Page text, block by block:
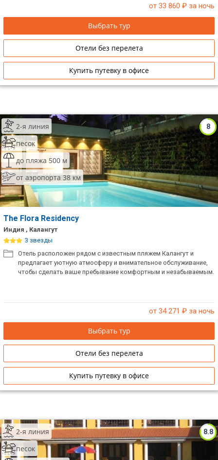
от 33 860 ₽ за ночь
Выбрать тур
Отели без перелета
Купить путевку в офисе
8
2-я линия
песок
до пляжа 500 м
от аэропорта 38 км
The Flora Residency
Индия , Калангут
3 звезды
Отель расположен рядом с известным пляжем Калангут и
предлагает уютную атмосферу и внимательное обслуживание,
чтобы сделать ваше пребывание комфортным и незабываемым.
от 34 271 ₽ за ночь
Выбрать тур
Отели без перелета
Купить путевку в офисе
8.8
2-я линия
песок